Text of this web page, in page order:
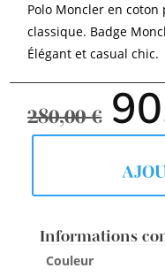
Polo Moncler en coton
classique. Badge
Élégant et casual chic.
280,00€
Le
Informations
Couleur